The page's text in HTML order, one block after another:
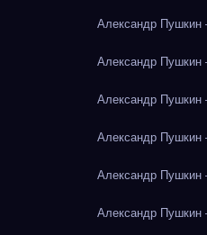
Александр Пушкин
Александр Пушкин
Александр Пушкин
Александр Пушкин
Александр Пушкин
Александр Пушкин